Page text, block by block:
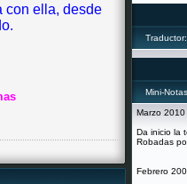
con ella, desde
Traductor:
Mini-Notas
Marzo 2010
Da inicio la
Robadas
Febrero